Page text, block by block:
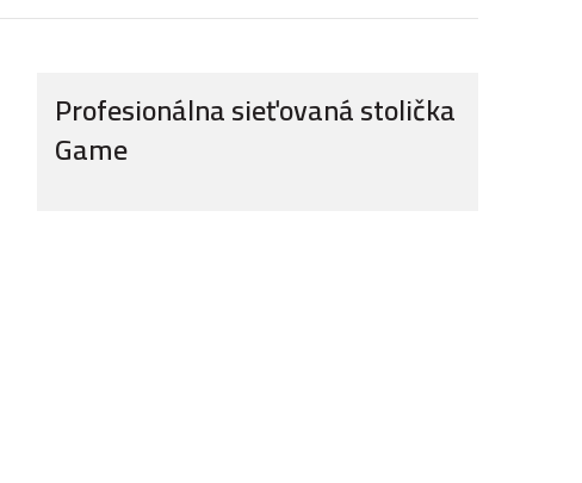
Profesionálna sieťovaná stolička
Game